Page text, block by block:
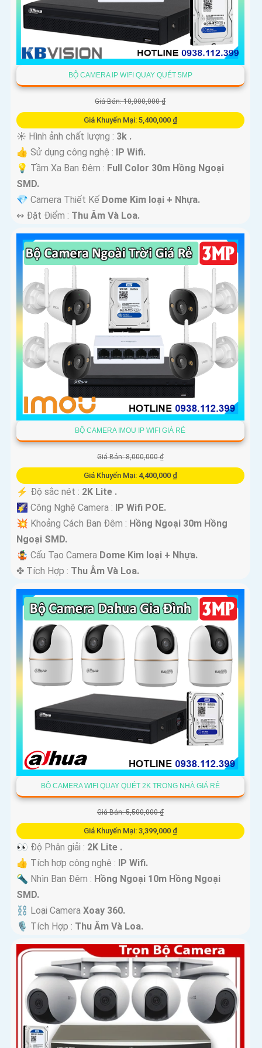
BỘ CAMERA IP WIFI QUAY QUÉT 5MP
Giá Bán: 10,000,000 ₫
Giá Khuyến Mại: 5,400,000 ₫
☀️ Hình ảnh chất lượng : 3k .
👍 Sử dụng công nghệ : IP Wifi.
💡 Tầm Xa Ban Đêm : Full Color 30m Hồng Ngoại
SMD.
💎 Camera Thiết Kế Dome Kim loại + Nhựa.
️↭ Đặt Điểm : Thu Âm Và Loa.
BỘ CAMERA IMOU IP WIFI GIÁ RẺ
Giá Bán: 8,000,000 ₫
Giá Khuyến Mại: 4,400,000 ₫
️⚡ Độ sắc nét : 2K Lite .
🌠 Công Nghệ Camera : IP Wifi POE.
💥 Khoảng Cách Ban Đêm : Hồng Ngoại 30m Hồng
Ngoại SMD.
🤹 Cấu Tạo Camera Dome Kim loại + Nhựa.
️✤ Tích Hợp : Thu Âm Và Loa.
BỘ CAMERA WIFI QUAY QUÉT 2K TRONG NHÀ GIÁ RẺ
Giá Bán: 5,500,000 ₫
Giá Khuyến Mại: 3,399,000 ₫
️
👀 Độ Phân giải : 2K Lite .
👍 Tích hợp công nghệ : IP Wifi.
🔦 Nhìn Ban Đêm : Hồng Ngoại 10m Hồng Ngoại
SMD.
⛓ Loại Camera Xoay 360.
️🎙 Tích Hợp : Thu Âm Và Loa.